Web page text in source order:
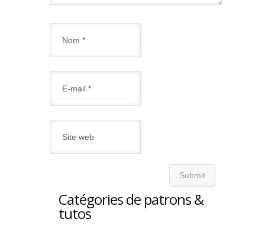
Catégories de patrons &
tutos